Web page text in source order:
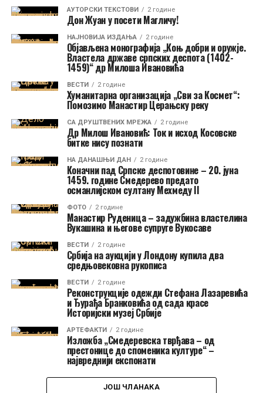
AУТОРСКИ ТЕКСТОВИ 2 године
Дон Жуан у посети Магличу!
НАЈНОВИЈА ИЗДАЊА 2 године
Објављена монографија „Коњ добри и оружје.
Властела државе српских деспота (1402-
1459)“ др Милоша Ивановића
ВЕСТИ 2 године
Хуманитарна организација „Сви за Космет“:
Помозимо Манастир Церањску реку
СА ДРУШТВЕНИХ МРЕЖА 2 године
Др Милош Ивановић: Ток и исход Косовске
битке нису познати
НА ДАНАШЊИ ДАН 2 године
Коначни пад Српске деспотовине – 20. јуна
1459. године Смедерево предато
османлијском султану Мехмеду II
ФОТО 2 године
Манастир Руденица – задужбина властелина
Вукашина и његове супруге Вукосаве
ВЕСТИ 2 године
Србија на аукцији у Лондону купила два
средњовековна рукописа
ВЕСТИ 2 године
Реконструкције одежди Стефана Лазаревића
и Ђурађа Бранковића од сада красе
Историјски музеј Србије
АРТЕФАКТИ 2 године
Изложба „Смедеревска тврђава – од
престонице до споменика културе“ –
највреднији експонати
ЈОШ ЧЛАНАКА